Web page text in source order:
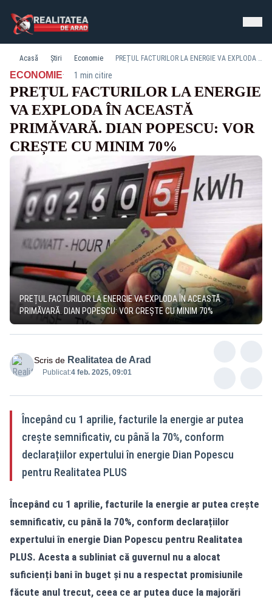
Acasă Știri Economie PREȚUL FACTURILOR LA ENERGIE VA EXPLODA ÎN ACEASTĂ PRIMĂVARĂ. DIAN POPESCU: VOR CREȘTE CU MINIM 70%
ECONOMIE· 1 min citire
PREȚUL FACTURILOR LA ENERGIE
VA EXPLODA ÎN ACEASTĂ
PRIMĂVARĂ. DIAN POPESCU: VOR
CREȘTE CU MINIM 70%
PREȚUL FACTURILOR LA ENERGIE VA EXPLODA ÎN ACEASTĂ
PRIMĂVARĂ. DIAN POPESCU: VOR CREȘTE CU MINIM 70%
Scris de Realitatea de Arad
Publicat:4 feb. 2025, 09:01
Începând cu 1 aprilie, facturile la energie ar putea
crește semnificativ, cu până la 70%, conform
declarațiilor expertului în energie Dian Popescu
pentru Realitatea PLUS
Începând cu 1 aprilie, facturile la energie ar putea crește
semnificativ, cu până la 70%, conform declarațiilor
expertului în energie Dian Popescu pentru Realitatea
PLUS. Acesta a subliniat că guvernul nu a alocat
suficienți bani în buget și nu a respectat promisiunile
făcute anul trecut, ceea ce ar putea duce la majorări